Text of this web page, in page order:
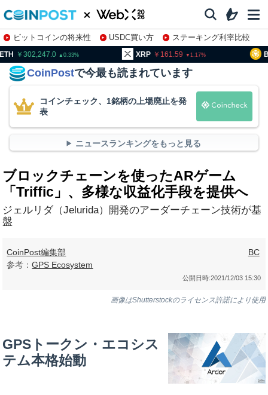
ビットコインの将来性 USDC買い方
ステーキング利率比較
株特集・関連銘柄
0.33 161.59 1.17 BNB
CoinPostで今最も読まれています
コインチェック、1銘柄の上場廃止を発
表
ニュースランキングをもっと見る
ブロックチェーンを使ったARゲーム
「Triffic」、多様な収益化手段を提供へ
ジェルリダ（Jelurida）開発のアーダーチェーン技術が基
盤
CoinPost編集部
参考：GPS Ecosystem
BC
公開日時:2021/12/03 15:30
画像はShutterstockのライセンス許諾により使用
GPSトークン・エコシス
テム本格始動